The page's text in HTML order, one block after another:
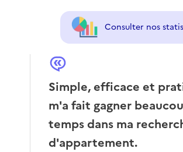
Consulter nos
Simple, efficace et
m'a fait gagner
temps dans ma
d'appartement.